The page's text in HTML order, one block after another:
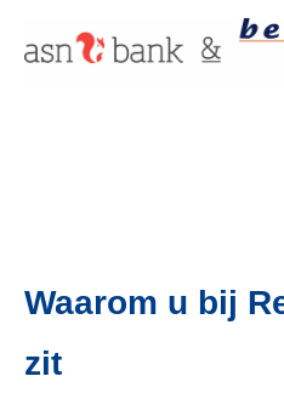
Waarom u bij
zit